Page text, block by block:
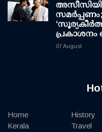
07 August
Home
Kerala
History
Travel